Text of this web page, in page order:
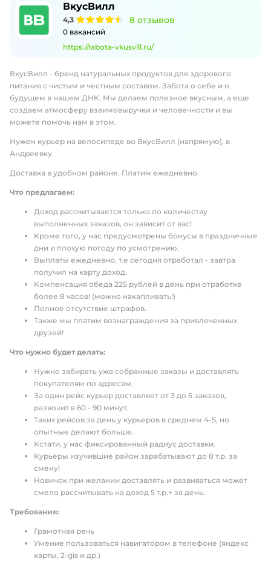
ВкусВилл
4,3 8 отзывов
0 вакансий
https://rabota-vkusvill.ru/
ВкусВилл - бренд натуральных продуктов для здорового
питания с чистым и честным составом. Забота о себе и о
будущем в нашем ДНК. Мы делаем полезное вкусным, а еще
создаем атмосферу взаимовыручки и человечности и вы
можете помочь нам в этом.
Нужен курьер на велосипеде во ВкусВилл (напрямую), в
Андреевку.
Доставка в удобном рaйоне. Платим ежедневно.
Что предлагаем:
Доход рассчитывается только по количеству
выполненных заказов, он зависит от вас!
Кроме того, у нас предусмотрены бонусы в праздничные
дни и плохую погоду по усмотрению.
Выплаты ежедневно, т.е сегодня отработал - завтра
получил на карту доход.
Компенсация обеда 225 рублей в день при отработке
более 8 часов! (можно накапливать!)
Полное отсутствие штрафов.
Также мы платим вознаграждения за привлеченных
друзей!
Что нужно будет делать:
Нужно забиpать ужe собрaнные заказы и достaвлять
покупателям пo адреcaм.
За один рейс куpьep дocтaвляет от 3 дo 5 зaказов,
pазвозит в 60 - 90 минут.
Таких рейсов за день у курьеров в среднем 4-5, но
опытные делают больше.
Кстати, у нас фиксированный радиус доставки.
Курьеры изучившие район зарабатывают до 8 т.р. за
смену!
Новичок при желании доставлять и развиваться может
смело рассчитывать на доход 5 т.р.+ за день.
Требования:
Грамотная речь
Умение пользоваться навигатором в телефоне (яндекс
карты, 2-gis и др.)